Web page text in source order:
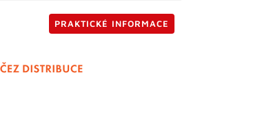
odstávky elektrické
PRAKTICKÉ INFORMACE